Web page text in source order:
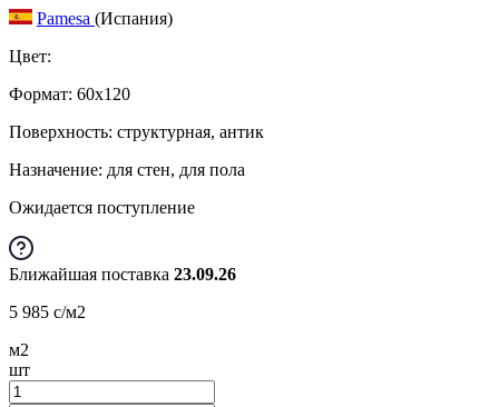
Pamesa (Испания)
Цвет:
Формат: 60x120
Поверхность: структурная, антик
Назначение: для стен, для пола
Ожидается поступление
Ближайшая поставка 23.09.26
5 985 c/м2
м2
шт